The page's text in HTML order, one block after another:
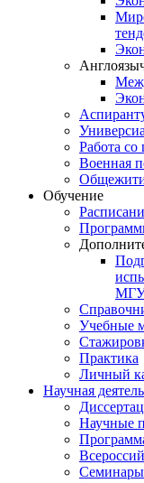
Работа
Военная
Обучение
МГУ
Учебные
Практика
Личный
Научная
Научные
Семинары